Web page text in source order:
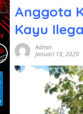
Anggota
Kayu
Admin
Januari 18, 2020